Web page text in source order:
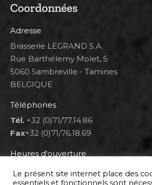
Coordonnées
Adresse
Brasserie LEGRAND S.A.
Rue Barthélemy Molet, 5
5060 Sambreville - Tamines
BELGIQUE
Téléphones
Tél. +32 (0)71/77.14.86
Fax+32 (0)71/76.18.69
Heures d'ouverture
Lun 8h00-12h00 et 12h30-14h30
Mar au ven 8h00-12h00 et 12h30-
Le présent site internet place des
essentiels et fonctionnels sont